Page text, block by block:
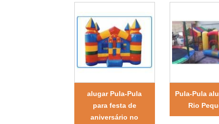
alugar Pula-Pula
para festa de
aniversário no
Pula-Pula
Rio